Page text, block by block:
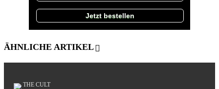
Jetzt bestellen
ÄHNLICHE ARTIKEL
THE CULT